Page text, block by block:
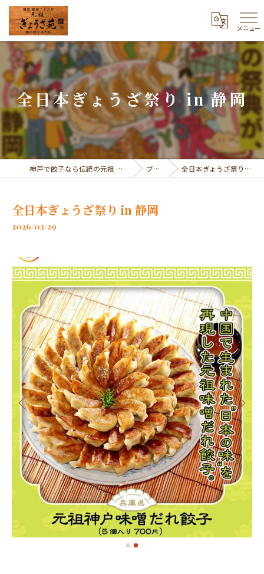
メニュー
全日本ぎょうざ祭り in 静岡
神戸で餃子なら伝統の元祖 ぎょうざ苑 ブログ 全日本ぎょうざ祭り in 静岡
全日本ぎょうざ祭り in 静岡
2026/03/29